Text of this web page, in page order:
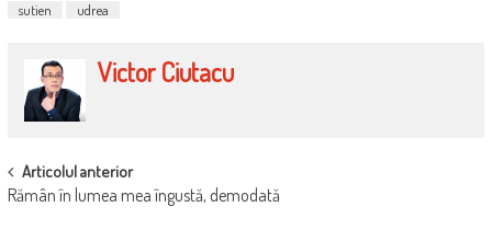
sutien
udrea
Victor Ciutacu
POST
NAVIGATION
Articolul anterior
Rămân în lumea mea îngustă, demodată